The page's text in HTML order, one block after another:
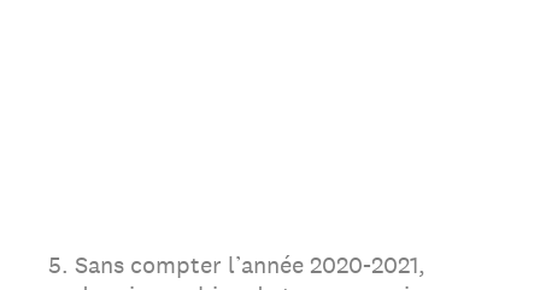
5. Sans compter l’année 2020-2021,